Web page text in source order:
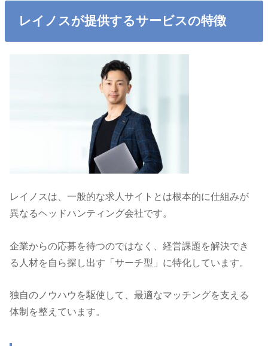
レイノスが提供するサービスの特徴
レイノスは、一般的な求人サイトとは根本的に仕組みが
異なるヘッドハンティング会社です。
企業からの応募を待つのではなく、経営課題を解決でき
る人材を自ら探し出す「サーチ型」に特化しています。
独自のノウハウを駆使して、最適なマッチングを支える
体制を整えています。